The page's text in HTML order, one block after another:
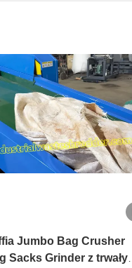
Jumbo Bag Crusher
Sacks Grinder z trwałym